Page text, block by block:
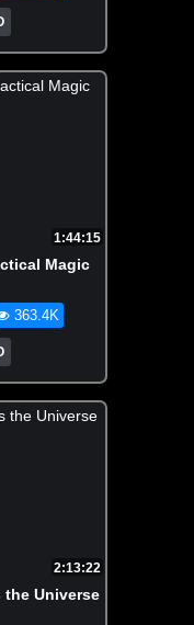
1:44:15
Magic
363.4K
2:13:22
Universe